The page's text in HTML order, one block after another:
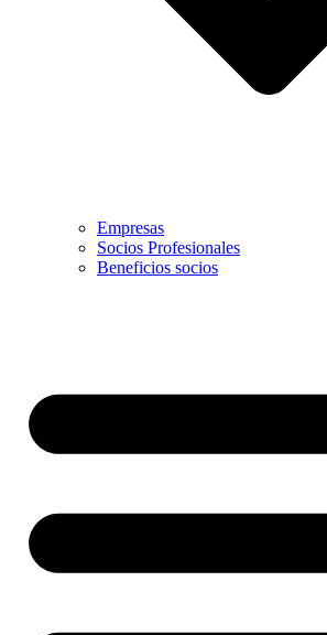
Empresas
Socios Profesionales
Beneficios socios